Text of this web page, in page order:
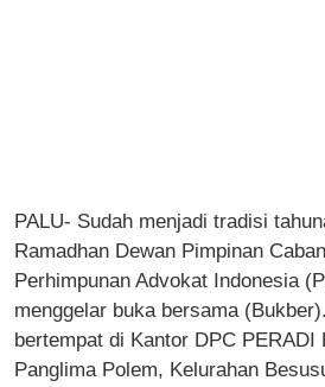
PALU- Sudah menjadi tradisi
Ramadhan Dewan Pimpinan
Perhimpunan Advokat Indonesia
menggelar buka bersama
bertempat di Kantor DPC PERADI
Panglima Polem, Kelurahan